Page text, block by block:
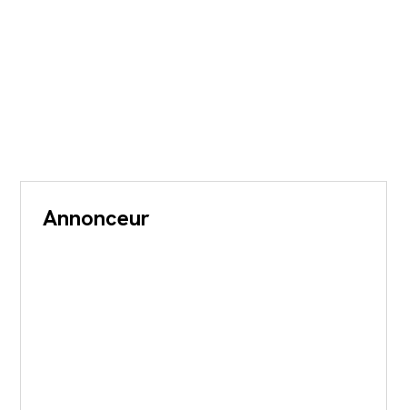
Annonceur